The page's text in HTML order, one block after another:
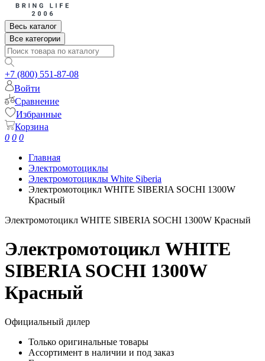
Весь каталог
Все категории
+7 (800) 551-87-08
Войти
Сравнение
Избранные
Корзина
0 0 0
Главная
Электромотоциклы
Электромотоциклы White Siberia
Электромотоцикл WHITE SIBERIA SOCHI 1300W
Красный
Электромотоцикл WHITE SIBERIA SOCHI 1300W Красный
Электромотоцикл WHITE
SIBERIA SOCHI 1300W
Красный
Официальный дилер
Только оригинальные товары
Ассортимент в наличии и под заказ